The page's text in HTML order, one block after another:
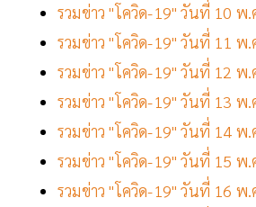
รวมข่าว "โควิด-19" วันที่ 10 พ
รวมข่าว "โควิด-19" วันที่ 11 พ
รวมข่าว "โควิด-19" วันที่ 12 พ
รวมข่าว "โควิด-19" วันที่ 13 พ
รวมข่าว "โควิด-19" วันที่ 14 พ
รวมข่าว "โควิด-19" วันที่ 15 พ
รวมข่าว "โควิด-19" วันที่ 16 พ